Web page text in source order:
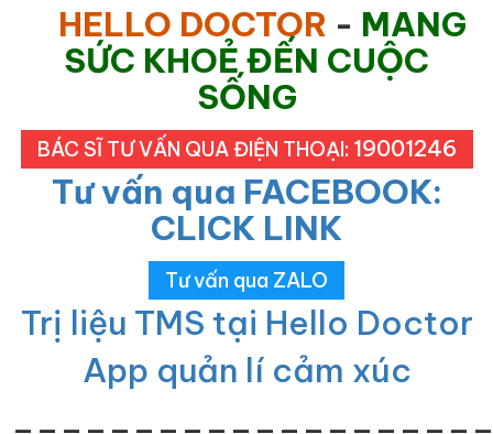
HELLO DOCTOR - MANG
SỨC KHOẺ ĐẾN CUỘC
SỐNG
BÁC SĨ TƯ VẤN QUA ĐIỆN THOẠI: 19001246
Tư vấn qua FACEBOOK:
CLICK LINK
Tư vấn qua ZALO
Trị liệu TMS tại Hello Doctor
App quản lí cảm xúc